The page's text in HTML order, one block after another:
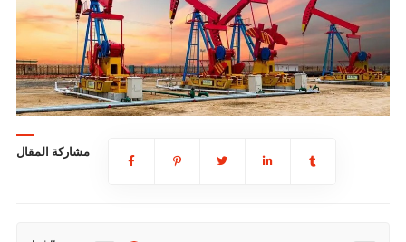
مشاركة المقال